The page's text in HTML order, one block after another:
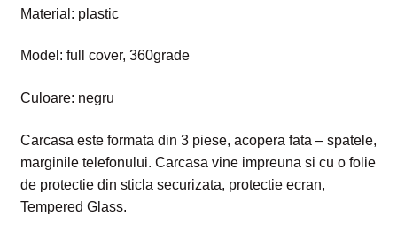
Material: plastic
Model: full cover, 360grade
Culoare: negru
Carcasa este formata din 3 piese, acopera fata – spatele,
marginile telefonului. Carcasa vine impreuna si cu o folie
de protectie din sticla securizata, protectie ecran,
Tempered Glass.